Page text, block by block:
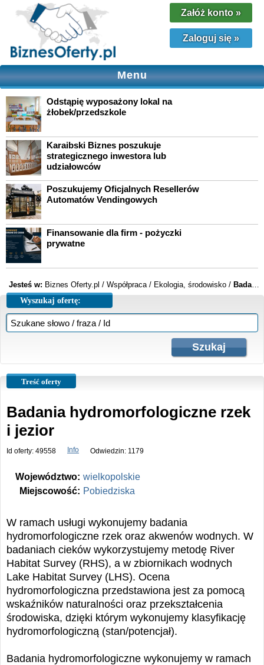
Załóż konto »
Zaloguj się»
Menu
Odstąpię wyposażony lokal na
żłobek/przedszkole
Karaibski Biznes poszukuje
strategicznego inwestora lub
udziałowców
Poszukujemy Oficjalnych Resellerów
Automatów Vendingowych
Finansowanie dla firm - pożyczki
prywatne
Jesteś w: Biznes Oferty.pl / Współpraca / Ekologia, środowisko / Badania hydromorfologiczne rzek i jezior
Wyszukaj ofertę:
Treść oferty
Badania hydromorfologiczne rzek
i jezior
Id oferty: 49558 Info Odwiedzin: 1179
Województwo: wielkopolskie
Miejscowość: Pobiedziska
W ramach usługi wykonujemy badania
hydromorfologiczne rzek oraz akwenów wodnych. W
badaniach cieków wykorzystujemy metodę River
Habitat Survey (RHS), a w zbiornikach wodnych
Lake Habitat Survey (LHS). Ocena
hydromorfologiczna przedstawiona jest za pomocą
wskaźników naturalności oraz przekształcenia
środowiska, dzięki którym wykonujemy klasyfikację
hydromorfologiczną (stan/potencjał).
Badania hydromorfologiczne wykonujemy w ramach